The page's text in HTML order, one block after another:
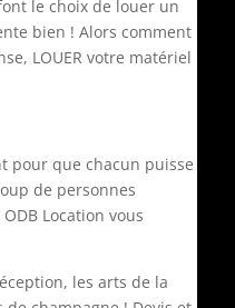
le choix de louer un
bien ! Alors comment
LOUER votre matériel
pour que chacun puisse
de personnes
Location vous
les arts de la